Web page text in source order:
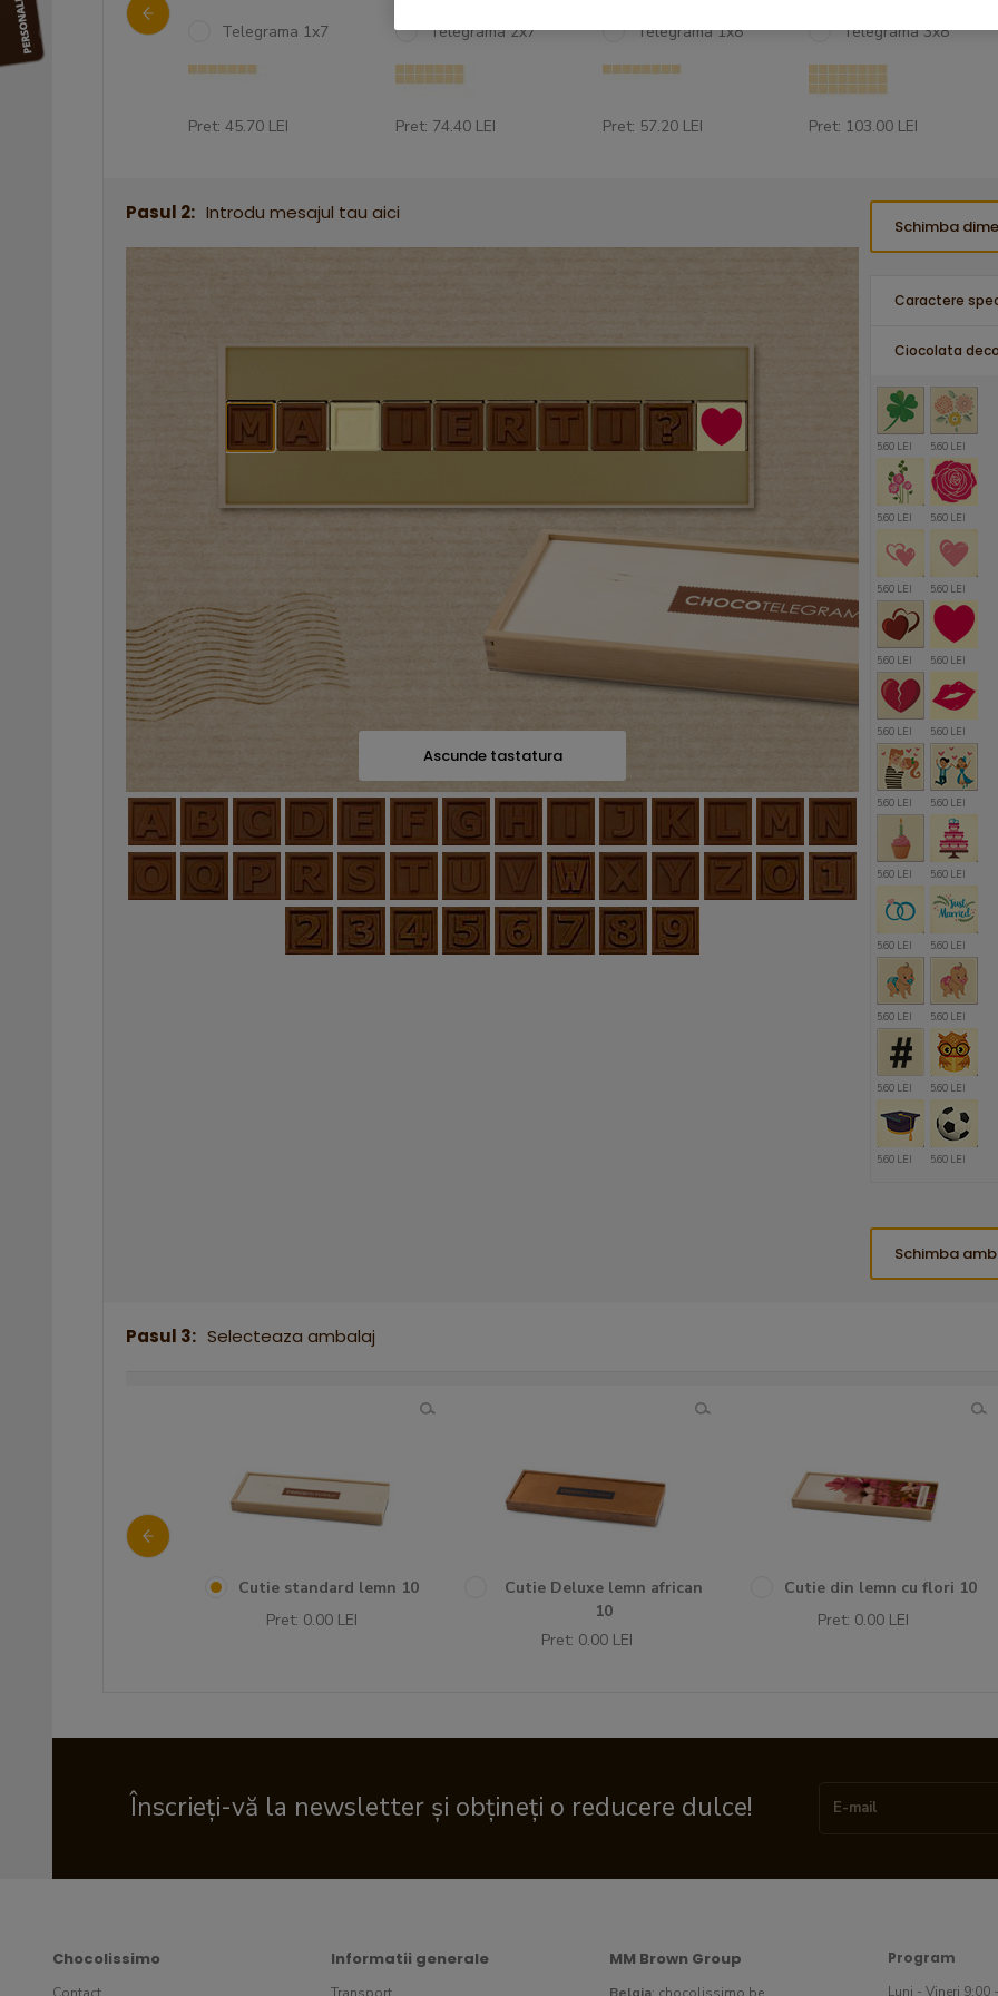
Telegrama 5x12 Telegrama 1x7
Pret: 45.70 LEI
Telegrama 2x7
Pret: 74.40 LEI
Telegrama 1x8
Pret: 57.20 LEI
Telegrama 3x8
Pret: 103.00 LEI
Pasul 2: Introdu mesajul tau aici
Ascunde tastatura
Schimba
Caractere
Ciocolata
5.60 LEI 5.60 LEI
5.60 LEI 5.60 LEI
5.60 LEI 5.60 LEI
5.60 LEI 5.60 LEI
5.60 LEI 5.60 LEI
5.60 LEI 5.60 LEI
5.60 LEI 5.60 LEI
5.60 LEI 5.60 LEI
5.60 LEI 5.60 LEI
5.60 LEI 5.60 LEI
5.60 LEI 5.60 LEI
Schimba
Pasul 3: Selecteaza ambalaj
Cutie standard lemn 10
Pret: 0.00 LEI
Cutie Deluxe lemn african
10
Pret: 0.00 LEI
Cutie din lemn cu flori 10
Pret: 0.00 LEI
Înscrieți-vă la newsletter și obțineți o reducere dulce!
Chocolissimo
Contact
Informatii generale
Transport
MM Brown Group
Belgia: chocolissimo.be
Program
Luni - Vineri 9:00